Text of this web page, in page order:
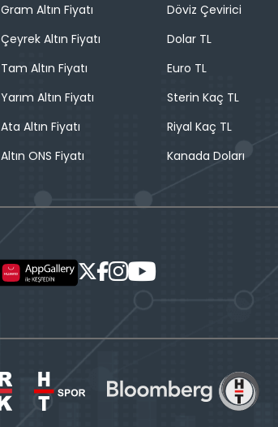
Gram Altın Fiyatı
Çeyrek Altın Fiyatı
Tam Altın Fiyatı
Yarım Altın Fiyatı
Ata Altın Fiyatı
Altın ONS Fiyatı
Döviz Çevirici
Dolar TL
Euro TL
Sterin Kaç TL
Riyal Kaç TL
Kanada Doları